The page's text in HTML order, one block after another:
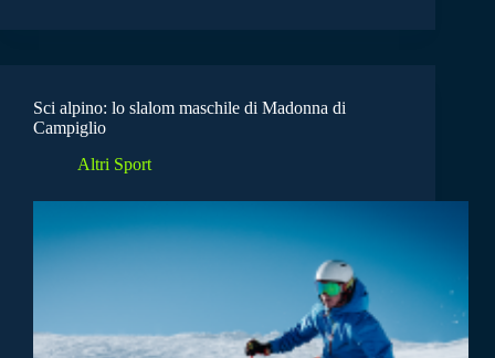
Sci alpino: lo slalom maschile di Madonna di
Campiglio
Altri Sport